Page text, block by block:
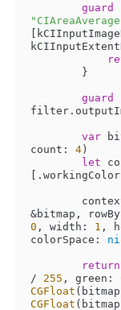
guard
guard
var
count: 4 )
let
&bitmap,
0 , width: 1 ,
colorSpace:
return
/
255 , green:
CGFloat (bitmap[
CGFloat (bitmap[